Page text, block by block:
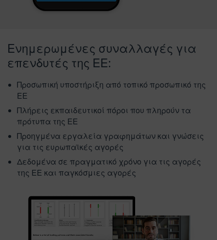
Ενημερωμένες συναλλαγές για
επενδυτές της ΕΕ:
Προσωπική υποστήριξη από τοπικό προσωπικό της
ΕΕ
Πλήρεις εκπαιδευτικοί πόροι που πληρούν τα
πρότυπα της ΕΕ
Προηγμένα εργαλεία γραφημάτων και γνώσεις
για τις ευρωπαϊκές αγορές
Δεδομένα σε πραγματικό χρόνο για τις αγορές
της ΕΕ και παγκόσμιες αγορές